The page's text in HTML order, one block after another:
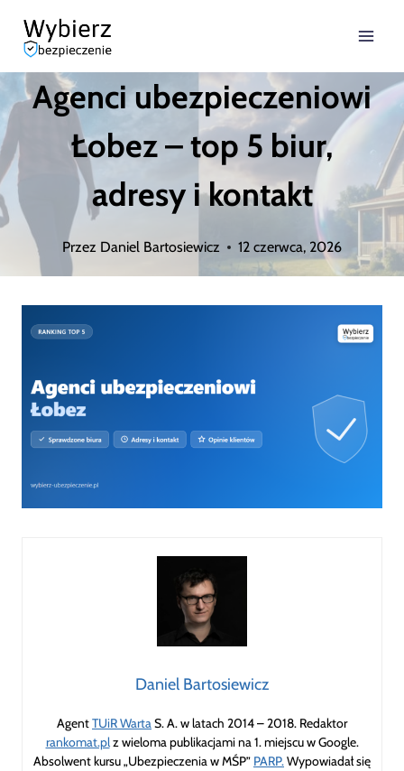
Przejdź
treściAgenci ubezpieczeniowi
Łobez – top 5 biur,
adresy i kontakt
Przez Daniel Bartosiewicz 12 czerwca, 2026
Daniel Bartosiewicz
AgentTUiR WartaS. A. w latach 2014 – 2018. Redaktor
rankomat.plz wieloma publikacjami na 1. miejscu w Google.
Absolwent kursu „Ubezpieczenia w MŚP” PARP.Wypowiadał się